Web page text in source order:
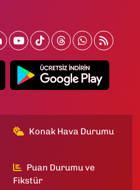
Konak Hava Durumu
Puan Durumu ve
Fikstür